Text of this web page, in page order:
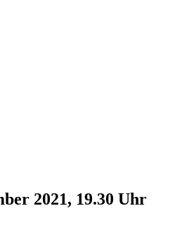
2021, 19.30 Uhr